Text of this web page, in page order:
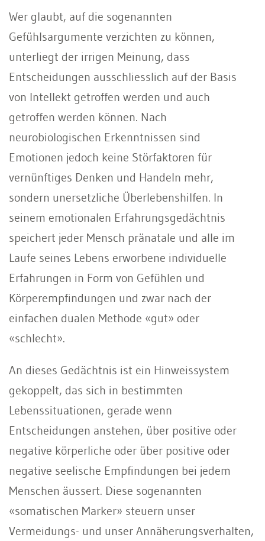
Wer glaubt, auf die sogenannten
Gefühlsargumente verzichten zu können,
unterliegt der irrigen Meinung, dass
Entscheidungen ausschliesslich auf der Basis
von Intellekt getroffen werden und auch
getroffen werden können. Nach
neurobiologischen Erkenntnissen sind
Emotionen jedoch keine Störfaktoren für
vernünftiges Denken und Handeln mehr,
sondern unersetzliche Überlebenshilfen. In
seinem emotionalen Erfahrungsgedächtnis
speichert jeder Mensch pränatale und alle im
Laufe seines Lebens erworbene individuelle
Erfahrungen in Form von Gefühlen und
Körperempfindungen und zwar nach der
einfachen dualen Methode «gut» oder
«schlecht».
An dieses Gedächtnis ist ein Hinweissystem
gekoppelt, das sich in bestimmten
Lebenssituationen, gerade wenn
Entscheidungen anstehen, über positive oder
negative körperliche oder über positive oder
negative seelische Emp­findungen bei jedem
Menschen äussert. Diese sogenannten
«somatischen Marker» steuern unser
Vermeidungs- und unser Annäherungsverhalten,